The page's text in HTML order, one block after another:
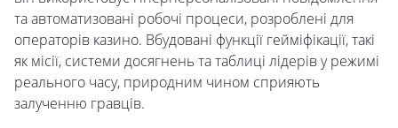
та автоматизовані робочі процеси, розроблені для
операторів казино. Вбудовані функції гейміфікації, такі
як місії, системи досягнень та таблиці лідерів у режимі
реального часу, природним чином сприяють
залученню гравців.